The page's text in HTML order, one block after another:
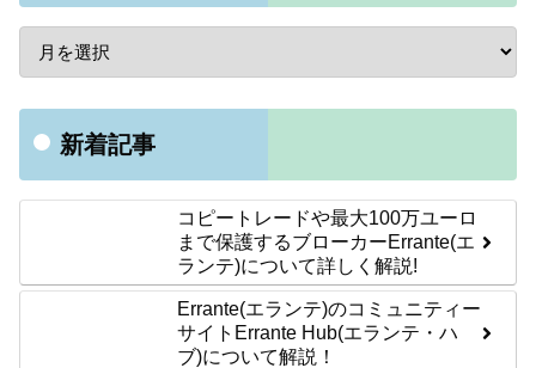
新着記事
コピートレードや最大100万ユーロ
まで保護するブローカーErrante(エ
ランテ)について詳しく解説!
Errante(エランテ)のコミュニティー
サイトErrante Hub(エランテ・ハ
ブ)について解説！